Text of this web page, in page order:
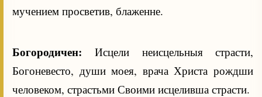
мучением просветив, блаженне.
Богородичен:Исцели неисцельныя страсти,
Богоневесто, души моея, врача Христа рождши
человеком, страстьми Своими исцеливша страсти.